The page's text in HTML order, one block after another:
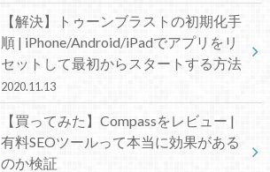
【解決】トゥーンブラストの初期化手
順 | iPhone/Android/iPadでアプリをリ
セットして最初からスタートする方法
2020.11.13
【買ってみた】Compassをレビュー |
有料SEOツールって本当に効果がある
のか検証